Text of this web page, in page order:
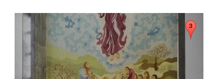
page